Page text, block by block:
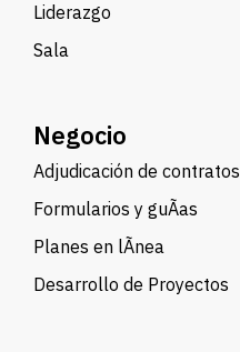
Liderazgo
Sala
Negocio
Adjudicación de contratos
Formularios y guÃ­as
Planes en lÃ­nea
Desarrollo de Proyectos